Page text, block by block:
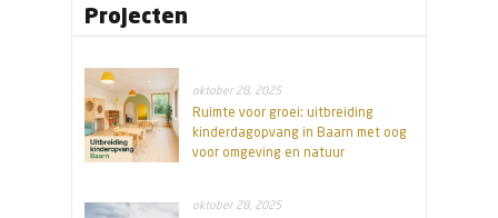
Projecten
oktober 28, 2025
Ruimte voor groei: uitbreiding
kinderdagopvang in Baarn met oog
voor omgeving en natuur
oktober 28, 2025